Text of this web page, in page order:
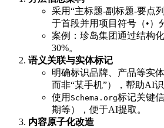
采用“主标题-副标题-要点
于首段并用项目符号（•）
案例：珍岛集团通过结构
30%。
语义关联与实体标记
明确标识品牌、产品等实
而非“某手机”），帮助AI识
使用 Schema.org标记关键
期等），便于AI提取。
内容原子化改造